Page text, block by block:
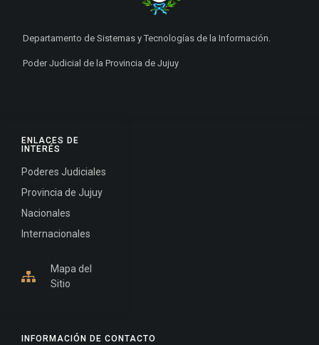
INFORMACIÓN DE CONTACTO
ENLACES DE
INTERÉS
Poderes Judiciales
Provincia de Jujuy
Nacionales
Internacionales
Mapa del
Sitio
Departamento de Sistemas y Tecnologías de la Información.
Poder Judicial de la Provincia de Jujuy